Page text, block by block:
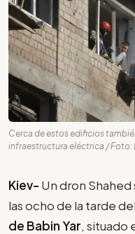
Cerca de estos edificios
infraestructura eléctrica / Foto:
Kiev- Un dron
las ocho de la tarde
de Babin Yar, situado